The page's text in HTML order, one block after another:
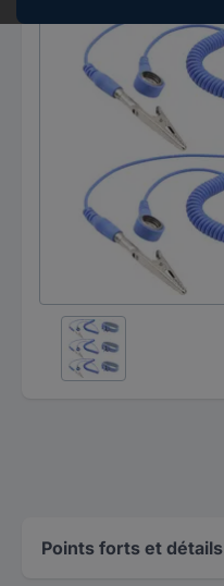
Points forts et détails